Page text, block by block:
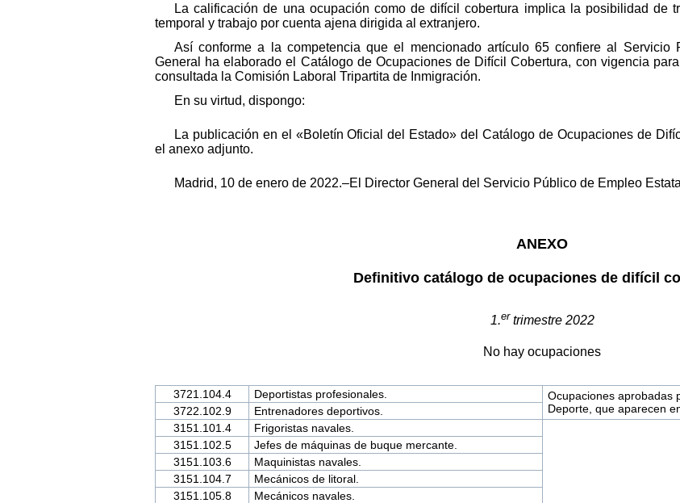
La calificación de una ocupación como de difícil cobertura implica la posibilidad de
temporal y trabajo por cuenta ajena dirigida al extranjero.
Así conforme a la competencia que el mencionado artículo 65 confiere al Servicio
General ha elaborado el Catálogo de Ocupaciones de Difícil Cobertura, con vigencia
consultada la Comisión Laboral Tripartita de Inmigración.
En su virtud, dispongo:
La publicación en el «Boletín Oficial del Estado» del Catálogo de Ocupaciones de
el anexo adjunto.
Madrid, 10 de enero de 2022.–El Director General del Servicio Público de Empleo
ANEXO
Definitivo catálogo de ocupaciones de difícil
1.er trimestre 2022
No hay ocupaciones
3721.104.4 Deportistas profesionales.
Ocupaciones aprobadas
Deporte, que aparecen
3722.102.9
Entrenadores deportivos.
3151.101.4
Frigoristas navales.
3151.102.5
Jefes de máquinas de buque mercante.
3151.103.6
Maquinistas navales.
3151.104.7
Mecánicos de litoral.
3151.105.8
Mecánicos navales.